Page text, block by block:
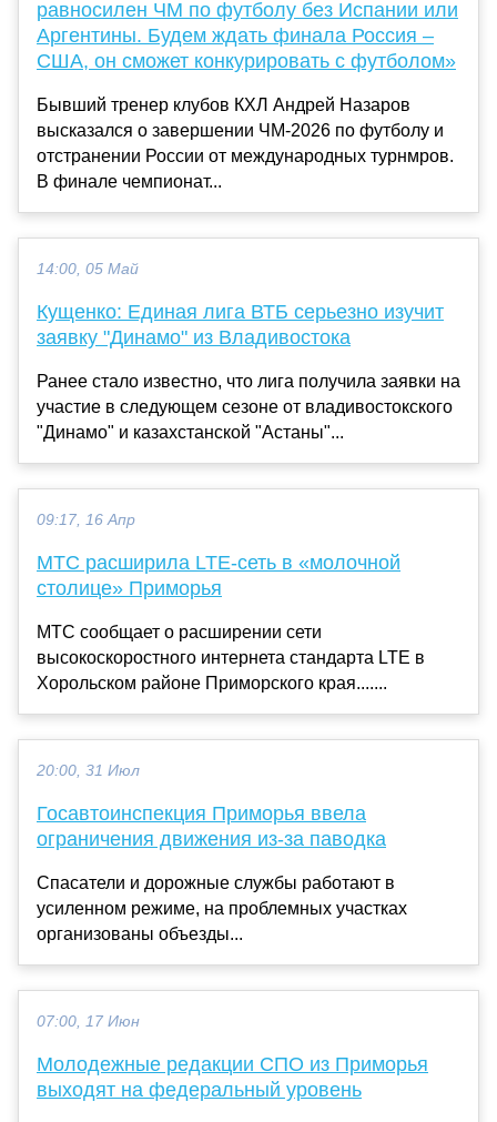
равносилен ЧМ по футболу без Испании или
Аргентины. Будем ждать финала Россия –
США, он сможет конкурировать с футболом»
Бывший тренер клубов КХЛ Андрей Назаров
высказался о завершении ЧМ-2026 по футболу и
отстранении России от международных турнмров.
В финале чемпионат...
14:00, 05 Май
Кущенко: Единая лига ВТБ серьезно изучит
заявку "Динамо" из Владивостока
Ранее стало известно, что лига получила заявки на
участие в следующем сезоне от владивостокского
"Динамо" и казахстанской "Астаны"...
09:17, 16 Апр
МТС расширила LTE-сеть в «молочной
столице» Приморья
МТС сообщает о расширении сети
высокоскоростного интернета стандарта LTE в
Хорольском районе Приморского края.......
20:00, 31 Июл
Госавтоинспекция Приморья ввела
ограничения движения из-за паводка
Спасатели и дорожные службы работают в
усиленном режиме, на проблемных участках
организованы объезды...
07:00, 17 Июн
Молодежные редакции СПО из Приморья
выходят на федеральный уровень